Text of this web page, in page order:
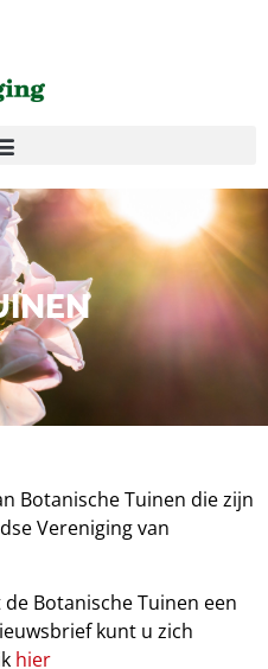
Botanische Tuinen die zijn
Vereniging van
Botanische Tuinen een
kunt u zich
hier